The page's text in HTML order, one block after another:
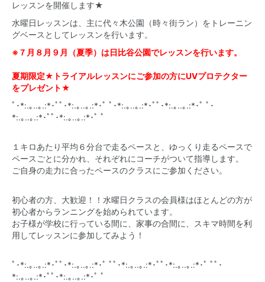
レッスンを開催します★
水曜日レッスンは、主に代々木公園（時々街ラン）をトレーニン
グベースとしてレッスンを行います。
※７月８月９月（夏季）は日比谷公園でレッスンを行います。
夏期限定★トライアルレッスンにご参加の方にUVプロテクター
をプレゼント★
ﾟ･*:.｡..｡.:*･ﾟﾟ･*:.｡..｡.:*･ﾟ ﾟ･*:.｡..｡.:*･ﾟﾟ･*:.｡..｡.:*･ﾟ ﾟ･
*:.｡..｡.:*･ﾟﾟ･*:.｡..｡.:*･ﾟ ﾟ
１キロあたり平均６分台で走るペースと、ゆっくり走るペースで
ペースごとに分かれ、それぞれにコーチがついて指導します。
ご自身の走力に合ったペースのクラスにご参加ください。
初心者の方、大歓迎！！水曜日クラスの会員様はほとんどの方が
初心者からランニングを始められています。
お子様が学校に行っている間に、家事の合間に、スキマ時間を利
用してレッスンに参加してみよう！
ﾟ･*:.｡..｡.:*･ﾟﾟ･*:.｡..｡.:*･ﾟ ﾟﾟ･*:.｡..｡.:*･ﾟﾟ･*:.｡..｡.:*･ﾟ ﾟﾟ･
*:.｡..｡.:*･ﾟﾟ･*:.｡..｡.:*･ﾟ ﾟ